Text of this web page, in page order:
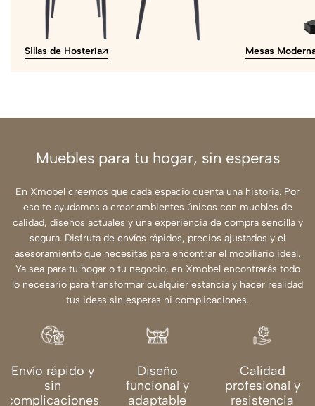
Sillas de Hostería Mesas
Muebles para tu hogar, sin esperas
En Xmobel creemos que cada espacio cuenta una historia. Por
eso te ayudamos a crear ambientes únicos con muebles de
calidad, diseños actuales y una experiencia de compra sencilla y
segura. Disfruta de envíos rápidos, precios ajustados y el
asesoramiento que necesitas para encontrar el mobiliario ideal.
Ya sea para tu hogar o tu negocio, en Xmobel encontrarás todo
lo necesario para transformar cualquier estancia y hacer realidad
tus ideas sin esperas ni complicaciones.
Envío rápido y
sin
complicaciones
Diseño
funcional y
adaptable
Calidad
profesional y
resistencia